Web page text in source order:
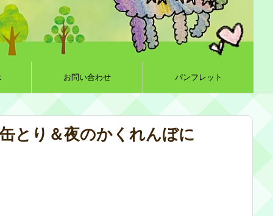
お問い合わせ パンフレット
缶とり＆夜のかくれんぼに